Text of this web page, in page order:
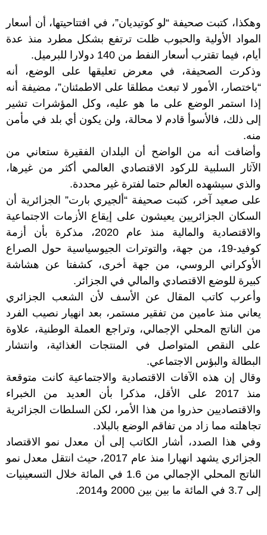
وهكذا، كتبت صحيفة “لو كوتيديان”، في افتتاحيتها، أن أسعار
المواد الأولية والحبوب ظلت ترتفع بشكل مطرد منذ عدة
أيام، فيما تقترب أسعار النفط من 140 دولارا للبرميل.
وذكرت الصحيفة، في معرض تعليقها على الوضع، أنه
“باختصار، الأمور لا تبعث مطلقا على الاطمئنان”، مضيفة أنه
إذا استمر الوضع على ما هو عليه، وكل المؤشرات تشير
إلى ذلك، فالأسوأ قادم لا محالة، ولن يكون أي بلد في مأمن
منه.
وأضافت أنه من الواضح أن البلدان الفقيرة ستعاني من
الآثار السلبية للركود الاقتصادي العالمي أكثر من غيرها،
والذي سيشهده العالم حتما لفترة غير محددة.
على صعيد آخر، كتبت صحيفة “ألجيري بارت” الجزائرية أن
السكان الجزائريين يعيشون على إيقاع الأزمات الاجتماعية
والاقتصادية والمالية منذ عام 2020، مذكرة بأن أزمة
كوفيد-19، من جهة، والتوترات الجيوسياسية حول الصراع
الأوكراني الروسي، من جهة أخرى، كشفتا عن هشاشة
كبيرة للوضع الاقتصادي والمالي في الجزائر.
وأعرب كاتب المقال عن الأسف لأن الشعب الجزائري
يعاني منذ عامين من تفقير مستمر، بعد انهيار نصيب الفرد
من الناتج المحلي الإجمالي، وتراجع العملة الوطنية، علاوة
على النقص المتواصل في المنتجات الغذائية، وانتشار
البطالة والبؤس الاجتماعي.
وقال إن هذه الآفات الاقتصادية والاجتماعية كانت متوقعة
منذ 2017 على الأقل، مذكرا بأن العديد من الخبراء
والاقتصاديين حذروا من هذا الأمر، لكن السلطات الجزائرية
تجاهلته مما زاد من تفاقم الوضع بالبلاد.
وفي هذا الصدد، أشار الكاتب إلى أن معدل نمو الاقتصاد
الجزائري يشهد انهيارا منذ عام 2017، حيث انتقل معدل نمو
الناتج المحلي الإجمالي من 1.6 في المائة خلال التسعينيات
إلى 3.7 في المائة ما بين بين 2000 و2014.